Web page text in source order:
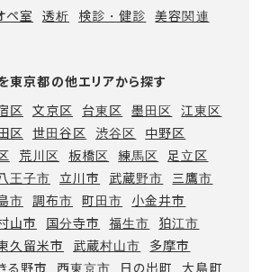
ペ室 透析 検診・健診
美容関連
東京都の他エリアから探す
区 文京区 台東区 墨田区
江東区
区 世田谷区 渋谷区
中野区
荒川区 板橋区 練馬区
足立区
王子市 立川市 武蔵野市
三鷹市
市 調布市 町田市
小金井市
山市 国分寺市 福生市
狛江市
久留米市 武蔵村山市
多摩市
る野市 西東京市 日の出町
大島町